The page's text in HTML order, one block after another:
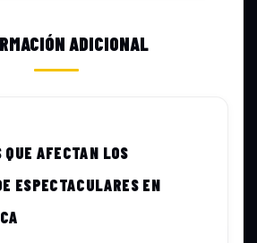
ADICIONAL
QUE AFECTAN LOS
ESPECTACULARES EN